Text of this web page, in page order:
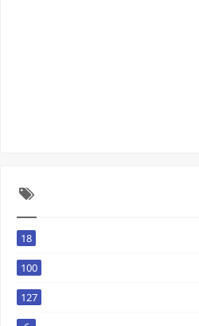
18
100
127